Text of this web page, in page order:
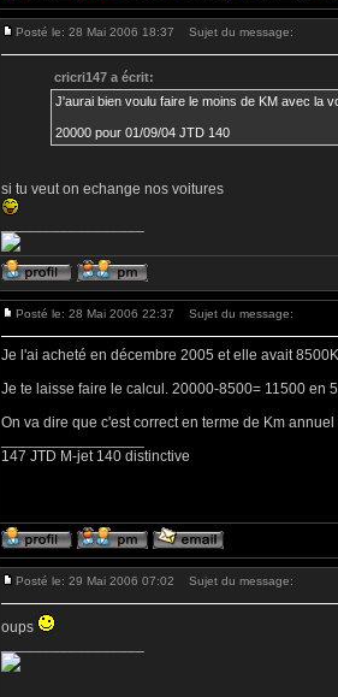
Posté le: 28 Mai 2006 18:37 Sujet du message:
cricri147 a écrit:
J'aurai bien voulu faire le moins de KM avec la
20000 pour 01/09/04 JTD 140
si tu veut on echange nos voitures
Posté le: 28 Mai 2006 22:37 Sujet du message:
Je l'ai acheté en décembre 2005 et elle avait
Je te laisse faire le calcul. 20000-8500= 11500 en
On va dire que c'est correct en terme de Km
147 JTD M-jet 140 distinctive
Posté le: 29 Mai 2006 07:02 Sujet du message:
oups